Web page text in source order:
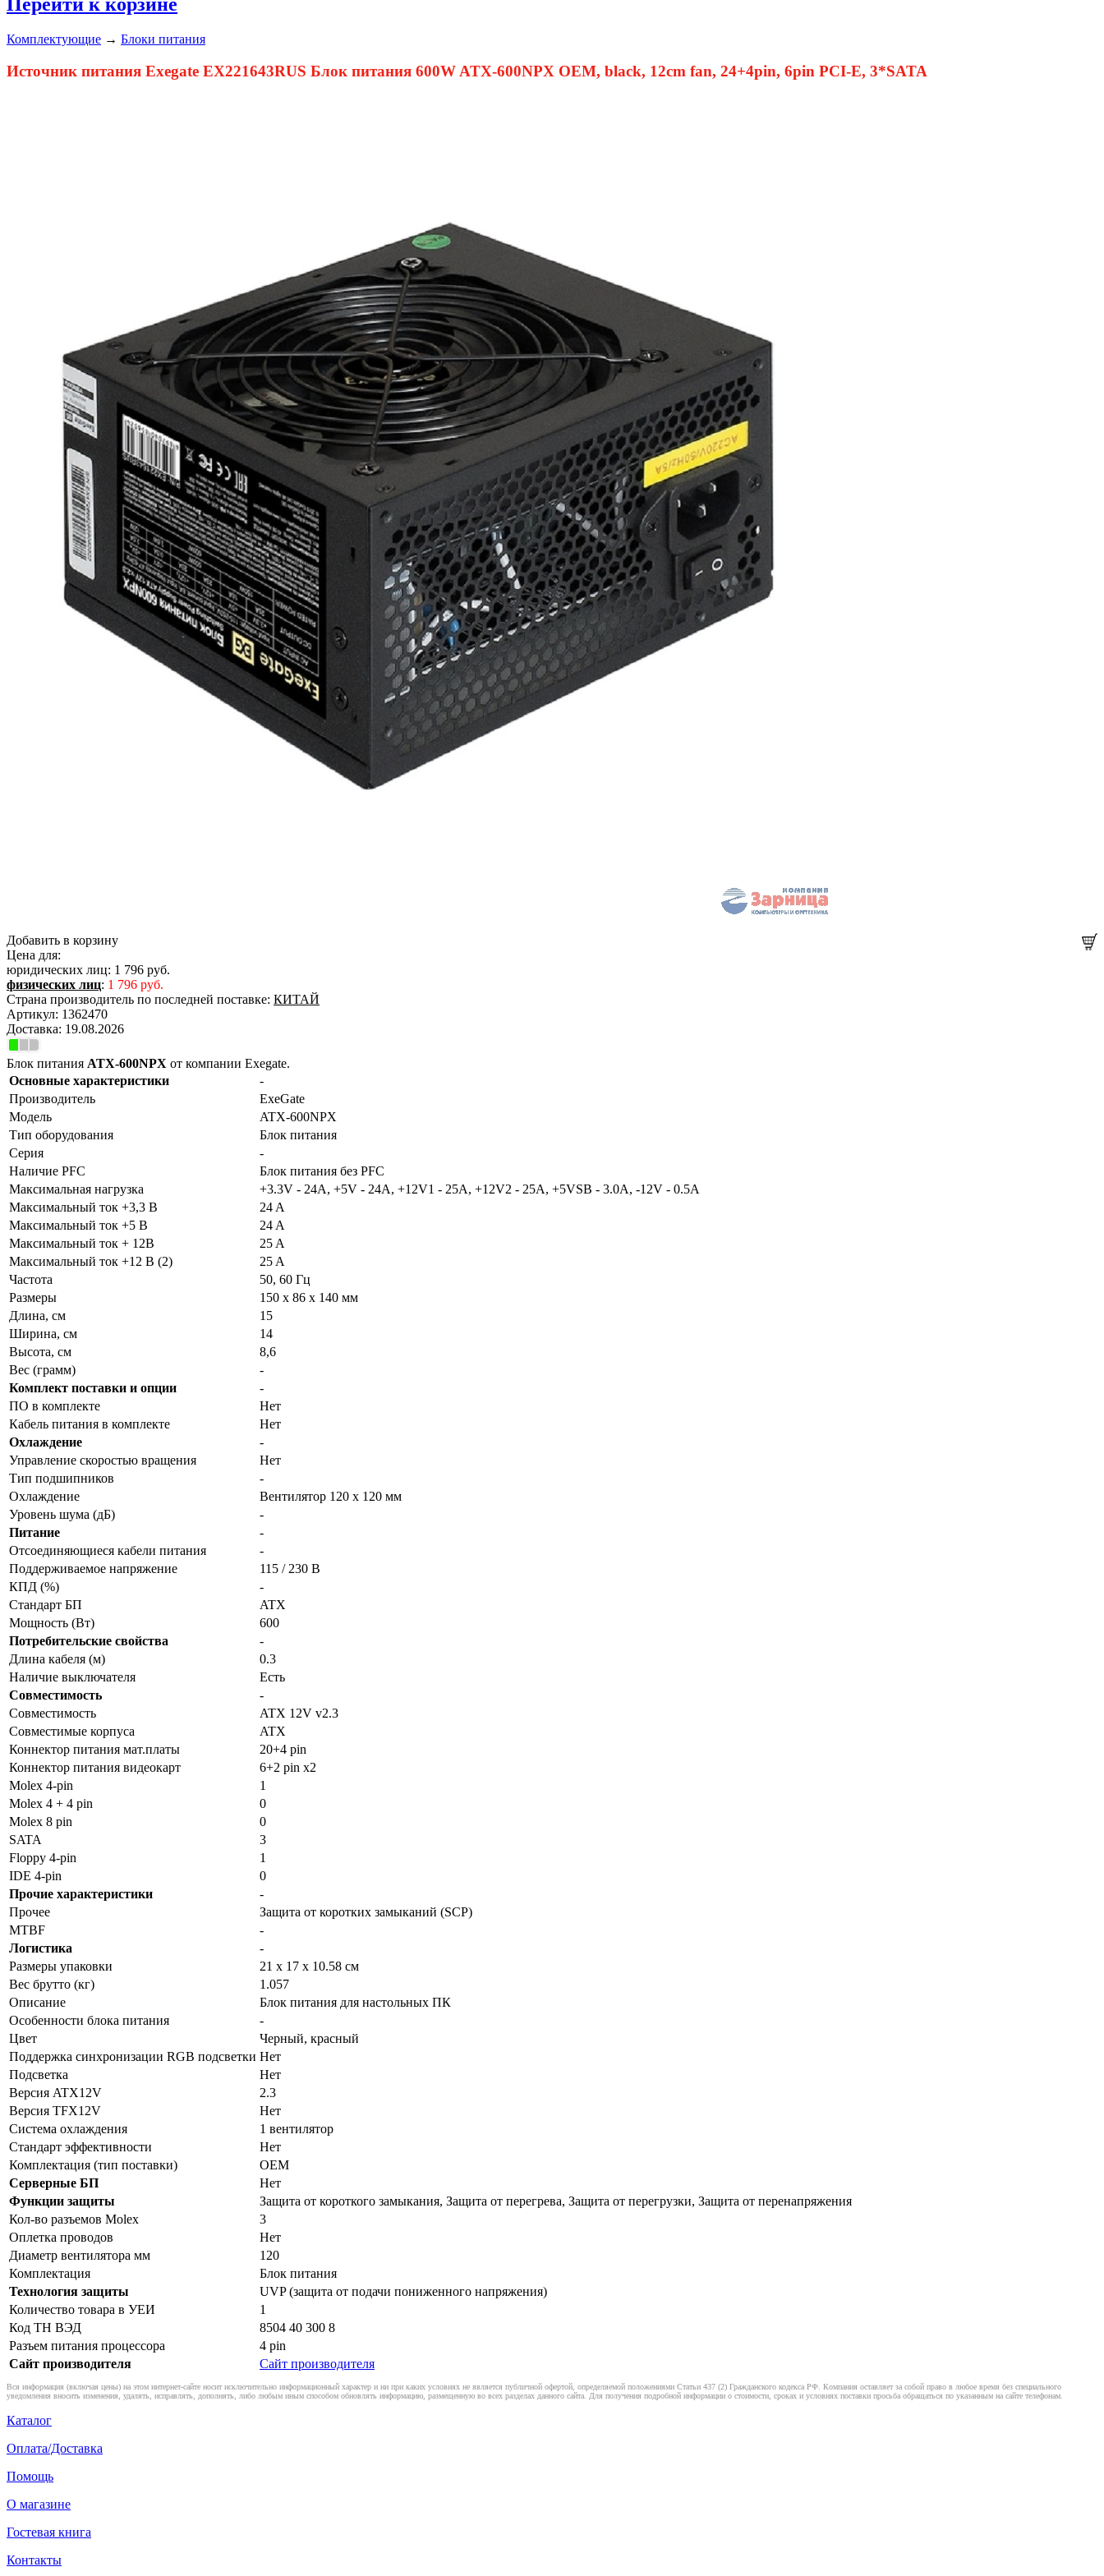
Комплектующие → Блоки питания
Источник питания Exegate EX221643RUS Блок питания 600W ATX-600NPX OEM, black, 12cm fan, 24+4pin, 6pin PCI-E, 3*SATA
Добавить в корзину
Цена для:
юридических лиц: 1 796 руб.
физических лиц: 1 796 руб.
Страна производитель по последней поставке: КИТАЙ
Артикул: 1362470
Доставка: 19.08.2026
Блок питания ATX-600NPX от компании Exegate.
Основные характеристики
-
Производитель
ExeGate
Модель
ATX-600NPX
Тип оборудования
Блок питания
Серия
-
Наличие PFC
Блок питания без PFC
Максимальная нагрузка
+3.3V - 24A, +5V - 24A, +12V1 - 25A, +12V2 - 25A, +5VSB - 3.0A, -12V - 0.5A
Максимальный ток +3,3 В
24 A
Максимальный ток +5 В
24 A
Максимальный ток + 12В
25 A
Максимальный ток +12 В (2)
25 A
Частота
50, 60 Гц
Размеры
150 x 86 x 140 мм
Длина, см
15
Ширина, см
14
Высота, см
8,6
Вес (грамм)
-
Комплект поставки и опции
-
ПО в комплекте
Нет
Кабель питания в комплекте
Нет
Охлаждение
-
Управление скоростью вращения
Нет
Тип подшипников
-
Охлаждение
Вентилятор 120 x 120 мм
Уровень шума (дБ)
-
Питание
-
Отсоединяющиеся кабели питания
-
Поддерживаемое напряжение
115 / 230 В
КПД (%)
-
Стандарт БП
ATX
Мощность (Вт)
600
Потребительские свойства
-
Длина кабеля (м)
0.3
Наличие выключателя
Есть
Совместимость
-
Совместимость
ATX 12V v2.3
Совместимые корпуса
ATX
Коннектор питания мат.платы
20+4 pin
Коннектор питания видеокарт
6+2 pin x2
Molex 4-pin
1
Molex 4 + 4 pin
0
Molex 8 pin
0
SATA
3
Floppy 4-pin
1
IDE 4-pin
0
Прочие характеристики
-
Прочее
Защита от коротких замыканий (SCP)
MTBF
-
Логистика
-
Размеры упаковки
21 x 17 x 10.58 см
Вес брутто (кг)
1.057
Описание
Блок питания для настольных ПК
Особенности блока питания
-
Цвет
Черный, красный
Поддержка синхронизации RGB подсветки Нет
Подсветка
Нет
Версия ATX12V
2.3
Версия TFX12V
Нет
Система охлаждения
1 вентилятор
Стандарт эффективности
Нет
Комплектация (тип поставки)
OEM
Серверные БП
Нет
Функции защиты
Защита от короткого замыкания, Защита от перегрева, Защита от перегрузки, Защита от перенапряжения
Кол-во разъемов Molex
3
Оплетка проводов
Нет
Диаметр вентилятора мм
120
Комплектация
Блок питания
Технология защиты
UVP (защита от подачи пониженного напряжения)
Количество товара в УЕИ
1
Код ТН ВЭД
8504 40 300 8
Разъем питания процессора
4 pin
Сайт производителя
Сайт производителя
Вся информация (включая цены) на этом интернет-сайте носит исключительно информационный характер и ни при каких условиях не является публичной офертой, определяемой положениями Статьи 437 (2) Гражданского кодекса РФ. Компания оставляет за собой право в любое время без специального
уведомления вносить изменения, удалять, исправлять, дополнять, либо любым иным способом обновлять информацию, размещенную во всех разделах данного сайта. Для получения подробной информации о стоимости, сроках и условиях поставки просьба обращаться по указанным на сайте телефонам.
Каталог
Оплата/Доставка
Помощь
О магазине
Гостевая книга
Контакты